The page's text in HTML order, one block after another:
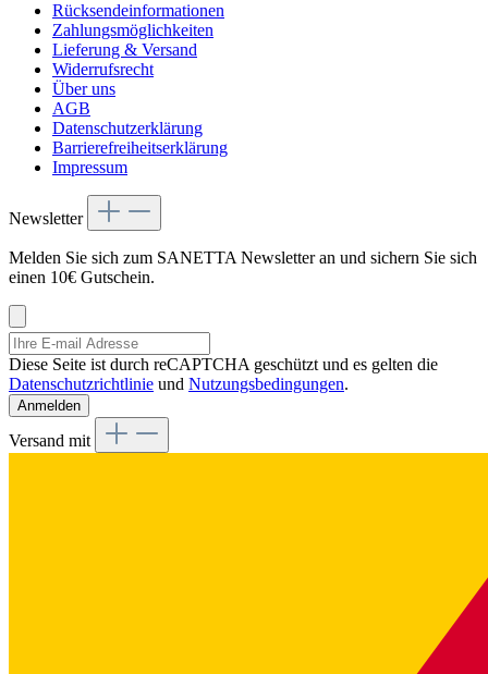
Rücksendeinformationen
Zahlungsmöglichkeiten
Lieferung & Versand
Widerrufsrecht
Über uns
AGB
Datenschutzerklärung
Barrierefreiheitserklärung
Impressum
Newsletter
Melden Sie sich zum SANETTA Newsletter an und sichern Sie sich
einen 10€ Gutschein.
Diese Seite ist durch reCAPTCHA geschützt und es gelten die
Datenschutzrichtlinie und Nutzungsbedingungen.
Anmelden
Versand mit